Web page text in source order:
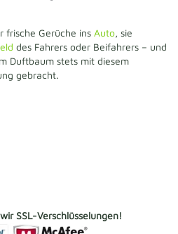
frische Gerüche ins Auto, sie
des Fahrers oder Beifahrers – und
Duftbaum stets mit diesem
gebracht.
SSL-Verschlüsselungen!